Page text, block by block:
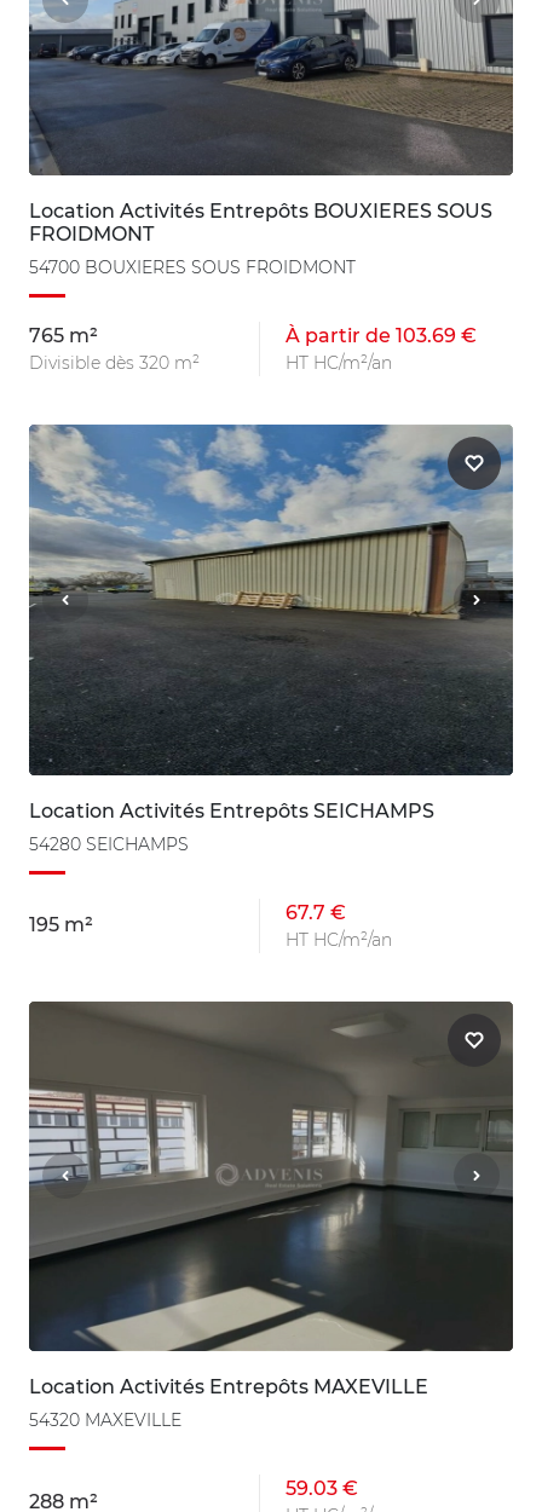
Location Activités Entrepôts BOUXIERES SOUS
FROIDMONT
54700 BOUXIERES SOUS FROIDMONT
765 m²
Divisible dès 320 m²
À partir de 103.69 €
HT HC/m²/an
Location Activités Entrepôts SEICHAMPS
54280 SEICHAMPS
195 m²
67.7 €
HT HC/m²/an
Location Activités Entrepôts MAXEVILLE
54320 MAXEVILLE
288 m²
59.03 €